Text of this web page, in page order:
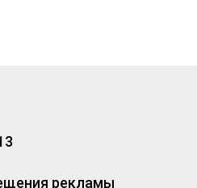
рекламы